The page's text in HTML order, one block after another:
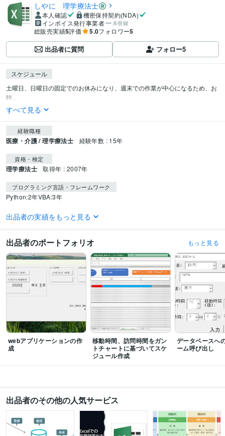
しやに 理学療法士
本人確認
機密保持契約(NDA)
インボイス発行事業者
未登録
総販売実績5評価 5.0フォロワー5
出品者に質問 フォロー5
スケジュール
土曜日、日曜日の固定でのお休みになり、週末での作業が中心になるため、お
時...
すべて見る
経験職種
医療・介護 / 理学療法士 経験年数 : 15年
資格・検定
理学療法士 取得年 : 2007年
プログラミング言語・フレームワーク
Python:2年VBA:3年
得意分野
自動化
管理 スケジュール
出品者の実績をもっと見る
出品者のポートフォリオ もっと見る
webアプリケーションの作
成
移動時間、訪問時間をガン
トチャートに基づいてスケ
ジュール作成
データベースへ
ーム呼び出し
出品者のその他の人気サービス